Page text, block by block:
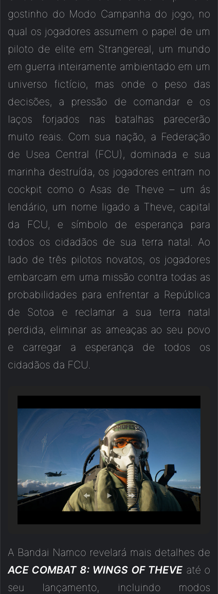
gostinho do Modo Campanha do jogo, no
qual os jogadores assumem o papel de um
piloto de elite em Strangereal, um mundo
em guerra inteiramente ambientado em um
universo fictício, mas onde o peso das
decisões, a pressão de comandar e os
laços forjados nas batalhas parecerão
muito reais. Com sua nação, a Federação
de Usea Central (FCU), dominada e sua
marinha destruída, os jogadores entram no
cockpit como o Asas de Theve – um ás
lendário, um nome ligado a Theve, capital
da FCU, e símbolo de esperança para
todos os cidadãos de sua terra natal. Ao
lado de três pilotos novatos, os jogadores
embarcam em uma missão contra todas as
probabilidades para enfrentar a República
de Sotoa e reclamar a sua terra natal
perdida, eliminar as ameaças ao seu povo
e carregar a esperança de todos os
cidadãos da FCU.
A Bandai Namco revelará mais detalhes de
ACE COMBAT 8: WINGS OF THEVE até o
seu lançamento, incluindo modos